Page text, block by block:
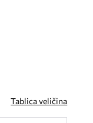
Tablica veličina